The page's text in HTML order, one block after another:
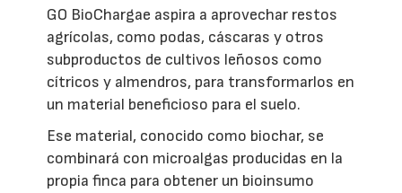
GO BioChargae aspira a aprovechar restos
agrícolas, como podas, cáscaras y otros
subproductos de cultivos leñosos como
cítricos y almendros, para transformarlos en
un material beneficioso para el suelo.
Ese material, conocido como biochar, se
combinará con microalgas producidas en la
propia finca para obtener un bioinsumo